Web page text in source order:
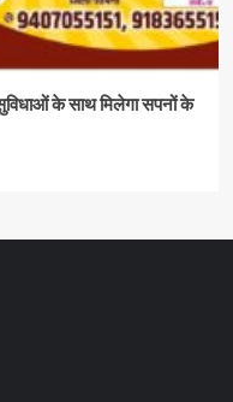
के साथ मिलेगा सपनों के